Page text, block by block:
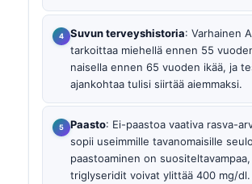
Suvun terveyshistoria: Varhainen
tarkoittaa miehellä ennen 55
naisella ennen 65 vuoden ikää, ja
ajankohtaa tulisi siirtää aiemmaksi.
Paasto: Ei-paastoa vaativa rasva-
sopii useimmille tavanomaisille
paastoaminen on
triglyseridit voivat ylittää 400 mg/dl.